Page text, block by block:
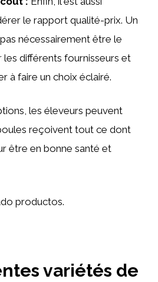
le rapport qualité-prix. Un
nécessairement être le
les différents fournisseurs et
à faire un choix éclairé.
les éleveurs peuvent
reçoivent tout ce dont
être en bonne santé et
productos.
variétés de